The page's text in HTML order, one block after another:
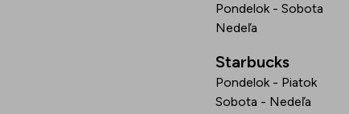
Pondelok - Sobota
Nedeľa
Starbucks
Pondelok - Piatok
Sobota - Nedeľa